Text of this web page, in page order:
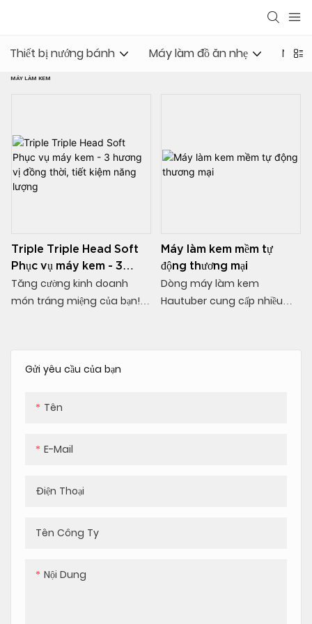
Thiết bị nướng bánh Máy làm đồ ăn nhẹ
MÁY LÀM KEM
Gửi yêu cầu của bạn
Tên
E-Mail
Điện Thoại
Tên Công Ty
Nội Dung
Triple Triple Head Soft
Phục vụ máy kem - 3
hương vị đồng thời, tiết
kiệm năng lượng
Tăng cường kinh doanh
món tráng miệng của bạn!
2,3L/giờ trên mỗi đầu. Thép
không gỉ với chế độ làm sạch
Hoàn hảo cho các cửa hàng
Máy làm kem mềm tự
động thương mại
Dòng máy làm kem
Hautuber cung cấp nhiều
của nhiều người dùng khác